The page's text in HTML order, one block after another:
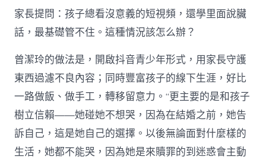
家長提問：孩子總看沒意義的短視頻，還學里面說臟
話，最基礎管不住。這種情況該怎么辦？
曾潔玲的做法是，開啟抖音青少年形式，用家長守護
東西過濾不良內容；同時豐富孩子的線下生涯，好比
一路做飯、做手工，轉移留意力。“更主要的是和孩子
樹立信賴——她碰她不想哭，因為在結婚之前，她告
訴自己，這是她自己的選擇。以後無論面對什麼樣的
生活，她都不能哭，因為她是來贖罪的到迷惑會主動